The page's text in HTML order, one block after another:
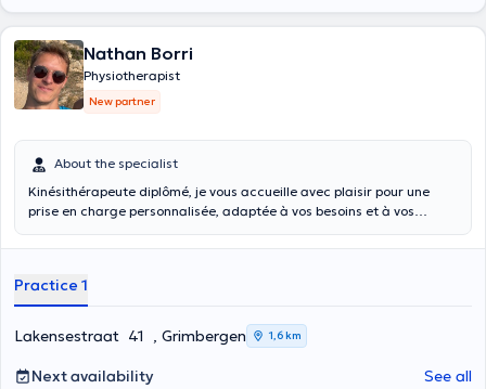
Nathan Borri
Physiotherapist
New partner
About the specialist
Kinésithérapeute diplômé, je vous accueille avec plaisir pour une
prise en charge personnalisée, adaptée à vos besoins et à vos
domaines différents (musculo-squelettique, respiratoire, et autres).
activités dans les meilleures conditions.
Practice 1
Lakensestraat 41 , Grimbergen 1,6 km
Next availability See all